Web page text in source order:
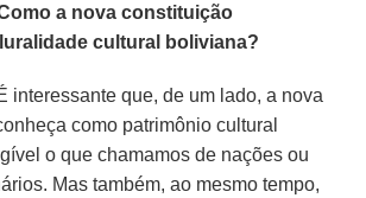
Como a nova constituição
cultural boliviana?
interessante que, de um lado, a nova
como patrimônio cultural
o que chamamos de nações ou
Mas também, ao mesmo tempo,